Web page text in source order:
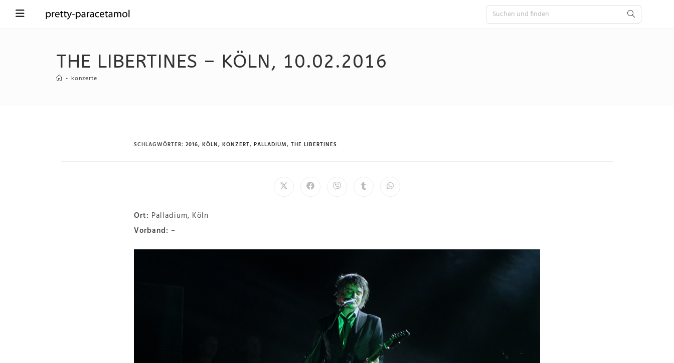
THE LIBERTINES – KÖLN, 10.02.2016
- konzerte
SCHLAGWÖRTER: 2016, KÖLN, KONZERT, PALLADIUM, THE LIBERTINES
Ort: Palladium, Köln
Vorband: –